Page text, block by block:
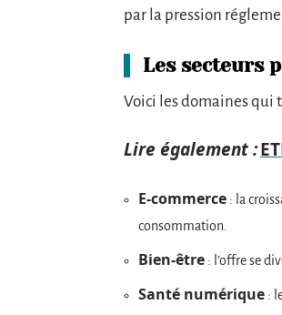
par la pression
Les secteurs
Voici les domaines qui
Lire également :
E-commerce : la
consommation.
Bien-être : l’offre se
Santé numérique :